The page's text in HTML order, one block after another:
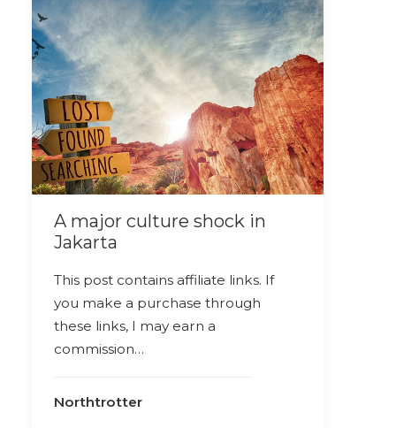
A major culture shock in
Jakarta
This post contains affiliate links. If
you make a purchase through
these links, I may earn a
commission…
Northtrotter